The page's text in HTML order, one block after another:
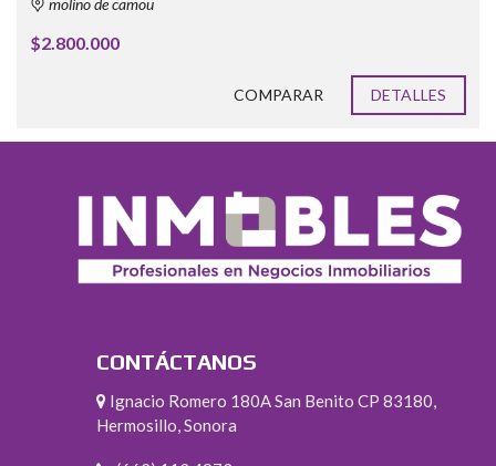
molino de camou
$2.800.000
COMPARAR DETALLES
CONTÁCTANOS
Ignacio Romero 180A San Benito CP 83180,
Hermosillo, Sonora